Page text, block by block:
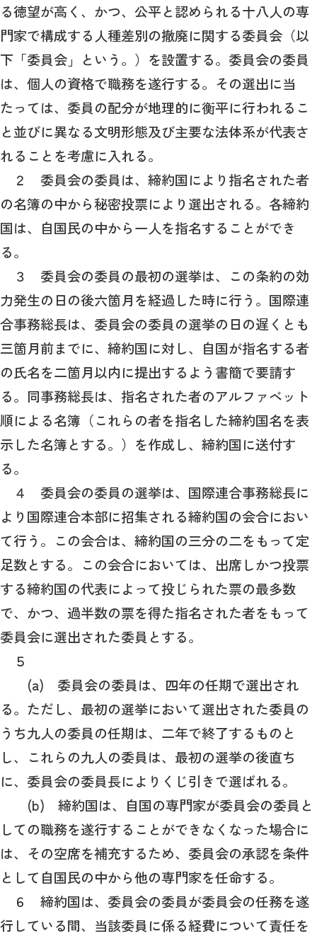
る徳望が高く、かつ、公平と認められる十八人の専
門家で構成する人種差別の撤廃に関する委員会（以
下「委員会」という。）を設置する。委員会の委員
は、個人の資格で職務を遂行する。その選出に当
たっては、委員の配分が地理的に衡平に行われるこ
と並びに異なる文明形態及び主要な法体系が代表さ
れることを考慮に入れる。
２ 委員会の委員は、締約国により指名された者
の名簿の中から秘密投票により選出される。各締約
国は、自国民の中から一人を指名することができ
る。
３ 委員会の委員の最初の選挙は、この条約の効
力発生の日の後六箇月を経過した時に行う。国際連
合事務総長は、委員会の委員の選挙の日の遅くとも
三箇月前までに、締約国に対し、自国が指名する者
の氏名を二箇月以内に提出するよう書簡で要請す
る。同事務総長は、指名された者のアルファベット
順による名簿（これらの者を指名した締約国名を表
示した名簿とする。）を作成し、締約国に送付す
る。
４ 委員会の委員の選挙は、国際連合事務総長に
より国際連合本部に招集される締約国の会合におい
て行う。この会合は、締約国の三分の二をもって定
足数とする。この会合においては、出席しかつ投票
する締約国の代表によって投じられた票の最多数
で、かつ、過半数の票を得た指名された者をもって
委員会に選出された委員とする。
５
(a) 委員会の委員は、四年の任期で選出され
る。ただし、最初の選挙において選出された委員の
うち九人の委員の任期は、二年で終了するものと
し、これらの九人の委員は、最初の選挙の後直ち
に、委員会の委員長によりくじ引きで選ばれる。
(b) 締約国は、自国の専門家が委員会の委員と
しての職務を遂行することができなくなった場合に
は、その空席を補充するため、委員会の承認を条件
として自国民の中から他の専門家を任命する。
６ 締約国は、委員会の委員が委員会の任務を遂
行している間、当該委員に係る経費について責任を